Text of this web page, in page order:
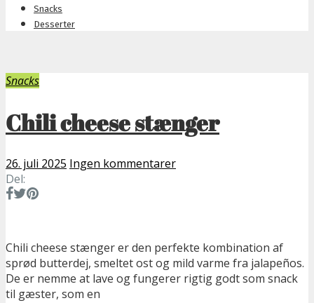
Snacks
Desserter
Snacks
Chili cheese stænger
26. juli 2025 Ingen kommentarer
Del:
Chili cheese stænger er den perfekte kombination af
sprød butterdej, smeltet ost og mild varme fra jalapeños.
De er nemme at lave og fungerer rigtig godt som snack
til gæster, som en